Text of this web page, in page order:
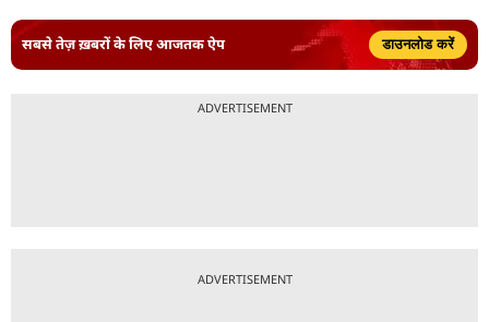
सबसे तेज़ ख़बरों के लिए आजतक ऐप डाउनलोड करें
ADVERTISEMENT
ADVERTISEMENT